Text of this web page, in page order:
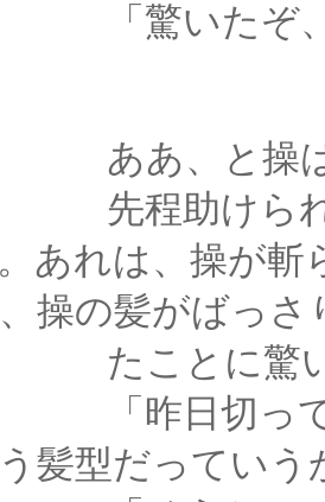
ぞ、いつ
と操は納
られたとき
あれは、操が
操の髪がばっ
に驚いた
ってもらっ
髪型だっていう